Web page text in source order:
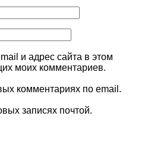
и адрес сайта в этом
моих комментариев.
комментариях по email.
записях почтой.